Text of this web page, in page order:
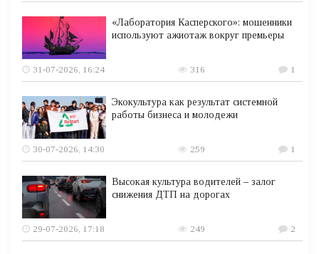
«Лаборатория Касперского»: мошенники
используют ажиотаж вокруг премьеры
31-07-2026, 16:24 316 1
Экокультура как результат системной
работы бизнеса и молодежи
30-07-2026, 14:30 259 1
Высокая культура водителей – залог
снижения ДТП на дорогах
29-07-2026, 17:18 249 2